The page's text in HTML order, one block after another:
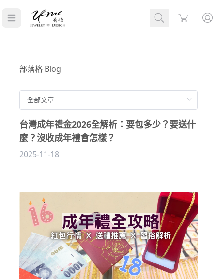
Cart
部落格 Blog
台灣成年禮金2026全解析：要包多少？要送什
麼？沒收成年禮會怎樣？
2025-11-18